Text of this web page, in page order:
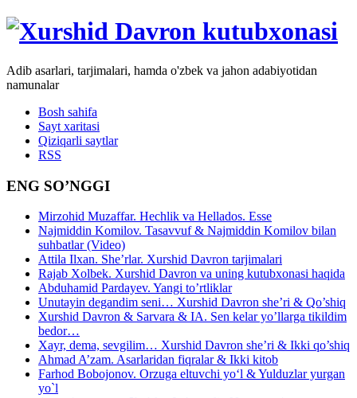
Adib asarlari, tarjimalari, hamda o'zbek va jahon adabiyotidan
namunalar
Bosh sahifa
Sayt xaritasi
Qiziqarli saytlar
RSS
ENG SO’NGGI
Mirzohid Muzaffar. Hechlik va Hellados. Esse
Najmiddin Komilov. Tasavvuf & Najmiddin Komilov bilan
suhbatlar (Video)
Attila Ilxan. She’rlar. Xurshid Davron tarjimalari
Rajab Xolbek. Xurshid Davron va uning kutubxonasi haqida
Abduhamid Pardayev. Yangi to’rtliklar
Unutayin degandim seni… Xurshid Davron she’ri & Qo’shiq
Xurshid Davron & Sarvara & IA. Sen kelar yo’llarga tikildim
bedor…
Xayr, dema, sevgilim… Xurshid Davron she’ri & Ikki qo’shiq
Ahmad A’zam. Asarlaridan fiqralar & Ikki kitob
Farhod Bobojonov. Orzuga eltuvchi yo‘l & Yulduzlar yurgan
yo`l